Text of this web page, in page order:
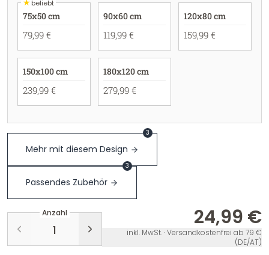
★beliebt
75x50 cm
79,99 €
90x60 cm
119,99 €
120x80 cm
159,99 €
150x100 cm
239,99 €
180x120 cm
279,99 €
Mehr mit diesem Design
3
Passendes Zubehör
3
Anzahl 24,99 €
inkl. MwSt. · Versandkostenfrei ab 79 €
(DE/AT)